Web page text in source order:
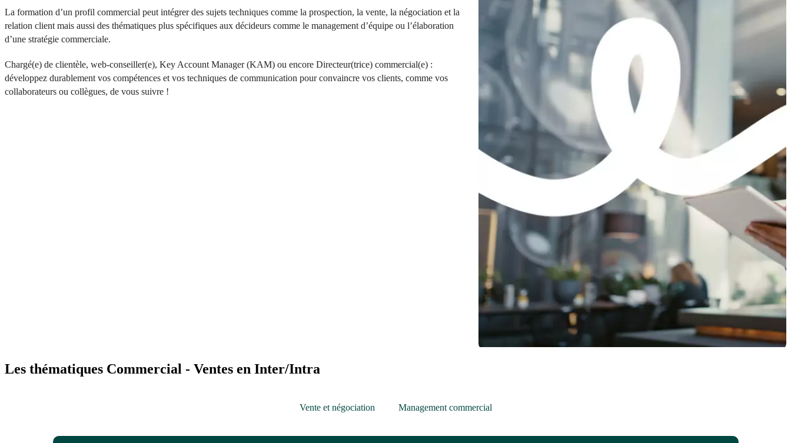
La formation d’un profil commercial peut intégrer des sujets techniques comme la prospection, la vente, la négociation et la
relation client mais aussi des thématiques plus spécifiques aux décideurs comme le management d’équipe ou l’élaboration
d’une stratégie commerciale.
Chargé(e) de clientèle, web-conseiller(e), Key Account Manager (KAM) ou encore Directeur(trice) commercial(e) :
développez durablement vos compétences et vos techniques de communication pour convaincre vos clients, comme vos
collaborateurs ou collègues, de vous suivre !
Les thématiques Commercial - Ventes en Inter/Intra
Vente et négociation Management commercial